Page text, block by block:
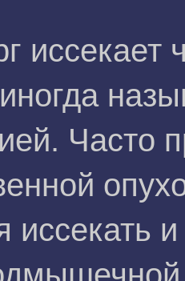
иссекает
Часто
иссекать